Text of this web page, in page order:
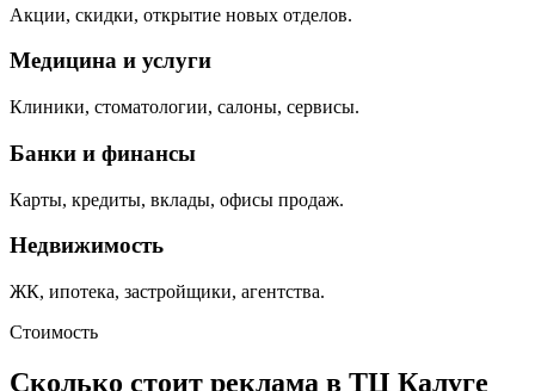
Акции, скидки, открытие новых отделов.
Медицина и услуги
Клиники, стоматологии, салоны, сервисы.
Банки и финансы
Карты, кредиты, вклады, офисы продаж.
Недвижимость
ЖК, ипотека, застройщики, агентства.
Стоимость
Сколько стоит реклама в ТЦ Калуге